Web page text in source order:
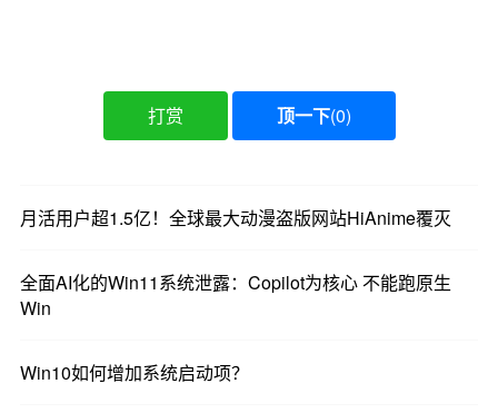
打赏 顶一下(0)
月活用户超1.5亿！全球最大动漫盗版网站HiAnime覆灭
全面AI化的Win11系统泄露：Copilot为核心 不能跑原生
Win
Win10如何增加系统启动项？